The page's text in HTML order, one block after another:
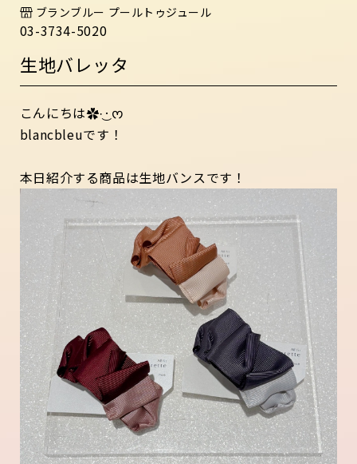
ブランブルー プールトゥジュール
03-3734-5020
生地バレッタ
こんにちは✿·͜·ᰔ
blancbleuです！
本日紹介する商品は生地バンスです！